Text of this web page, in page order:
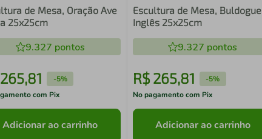
de Mesa, Oração Ave
25x25cm
9.327 pontos
265,81 -5%
com Pix
Adicionar ao carrinho
Escultura de Mesa, Buldogue
Inglês 25x25cm
9.327 pontos
R$ 265,81 -5%
No pagamento com Pix
Adicionar ao carrinho